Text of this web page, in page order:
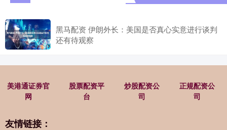
黑马配资 伊朗外长：美国是否真心实意进行谈判
还有待观察
美港通证券官
网
股票配资平
台
炒股配资公
司
正规配资公
司
友情链接：